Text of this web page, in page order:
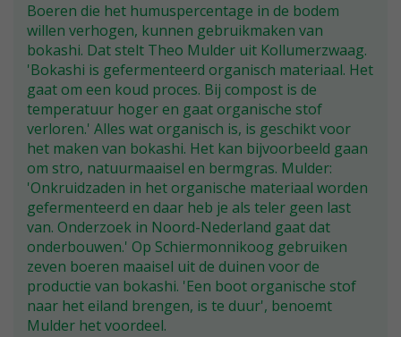
Boeren die het humuspercentage in de bodem
willen verhogen, kunnen gebruikmaken van
bokashi. Dat stelt Theo Mulder uit Kollumerzwaag.
'Bokashi is gefermenteerd organisch materiaal. Het
gaat om een koud proces. Bij compost is de
temperatuur hoger en gaat organische stof
verloren.' Alles wat organisch is, is geschikt voor
het maken van bokashi. Het kan bijvoorbeeld gaan
om stro, natuurmaaisel en bermgras. Mulder:
'Onkruidzaden in het organische materiaal worden
gefermenteerd en daar heb je als teler geen last
van. Onderzoek in Noord-Nederland gaat dat
onderbouwen.' Op Schiermonnikoog gebruiken
zeven boeren maaisel uit de duinen voor de
productie van bokashi. 'Een boot organische stof
naar het eiland brengen, is te duur', benoemt
Mulder het voordeel.